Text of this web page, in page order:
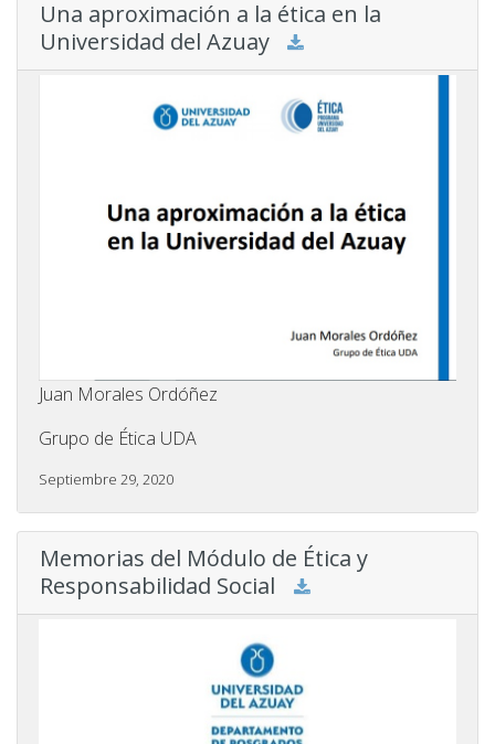
Una aproximación a la ética en la
Universidad del Azuay
Juan Morales Ordóñez
Grupo de Ética UDA
Septiembre 29, 2020
Memorias del Módulo de Ética y
Responsabilidad Social